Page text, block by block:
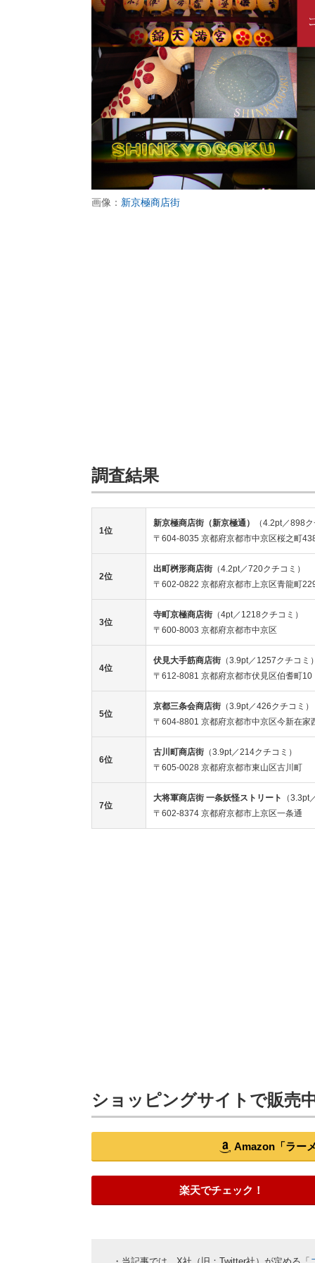
画像： 新京極商店街
調査結果
1位
新京極商店街（新京極通）
（4.2pt／898
〒604-8035 京都府京都市中京区桜之町
2位
出町桝形商店街 （4.2pt／720クチコミ）
〒602-0822 京都府京都市上京区青龍町
3位
寺町京極商店街 （4pt／1218クチコミ）
〒600-8003 京都府京都市中京区
4位
伏見大手筋商店街 （3.9pt／1257クチコミ
〒612-8081 京都府京都市伏見区伯耆町10
5位
京都三条会商店街 （3.9pt／426クチコミ）
〒604-8801 京都府京都市中京区今新在家
6位
古川町商店街 （3.9pt／214クチコミ）
〒605-0028 京都府京都市東山区古川町
7位
大将軍商店街 一条妖怪ストリート
（3.3pt
〒602-8374 京都府京都市上京区一条通
ショッピングサイトで販売
Amazon「ラー
楽天でチェック！